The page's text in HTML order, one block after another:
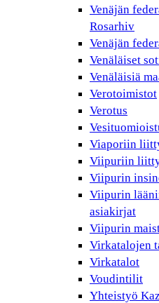
Venäjän
Rosarhiv
Venäjän
Venäläiset
Venäläisiä
Verotoimistot
Verotus
Viaporiin
Viipuriin
Viipurin
Viipurin
asiakirjat
Viipurin
Virkatalojen
Virkatalot
Voudintilit
Yhteistyö